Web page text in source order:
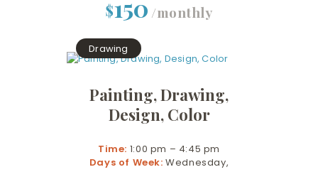
$150 /monthly
Drawing
Painting, Drawing,
Design, Color
Time: 1:00 pm – 4:45 pm
Days of Week:Wednesday,